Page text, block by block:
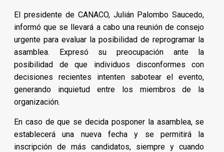
El presidente de CANACO, Julián Palombo Saucedo,
informó que se llevará a cabo una reunión de consejo
urgente para evaluar la posibilidad de reprogramar la
asamblea. Expresó su preocupación ante la
posibilidad de que individuos disconformes con
decisiones recientes intenten sabotear el evento,
generando inquietud entre los miembros de la
organización.
En caso de que se decida posponer la asamblea, se
establecerá una nueva fecha y se permitirá la
inscripción de más candidatos, siempre y cuando